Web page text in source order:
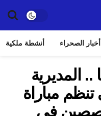
أخبار الصحراء أنشطة ملكية
المديرية
تنظم مباراة
في